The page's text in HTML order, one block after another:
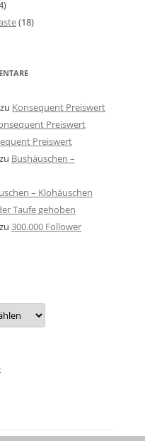
(18)
zu Konsequent Preiswert
Preiswert
Preiswert
zu Bushäuschen –
– Klohäuschen
Taufe gehoben
zu 300.000 Follower